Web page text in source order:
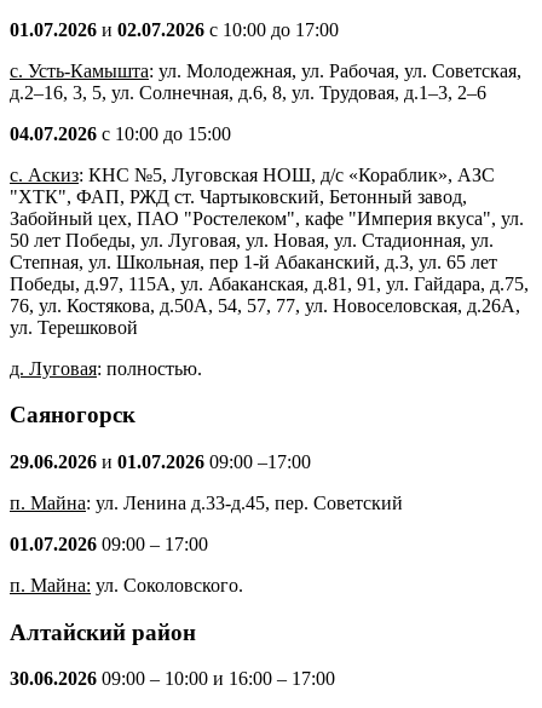
01.07.2026 и 02.07.2026 с 10:00 до 17:00
с. Усть-Камышта: ул. Молодежная, ул. Рабочая, ул. Советская,
д.2–16, 3, 5, ул. Солнечная, д.6, 8, ул. Трудовая, д.1–3, 2–6
04.07.2026 с 10:00 до 15:00
с. Аскиз: КНС №5, Луговская НОШ, д/с «Кораблик», АЗС
"ХТК", ФАП, РЖД ст. Чартыковский, Бетонный завод,
Забойный цех, ПАО "Ростелеком", кафе "Империя вкуса", ул.
50 лет Победы, ул. Луговая, ул. Новая, ул. Стадионная, ул.
Степная, ул. Школьная, пер 1-й Абаканский, д.3, ул. 65 лет
Победы, д.97, 115А, ул. Абаканская, д.81, 91, ул. Гайдара, д.75,
76, ул. Костякова, д.50А, 54, 57, 77, ул. Новоселовская, д.26А,
ул. Терешковой
д. Луговая: полностью.
Саяногорск
29.06.2026 и 01.07.2026 09:00 –17:00
п. Майна: ул. Ленина д.33-д.45, пер. Советский
01.07.2026 09:00 – 17:00
п. Майна: ул. Соколовского.
Алтайский район
30.06.2026 09:00 – 10:00 и 16:00 – 17:00